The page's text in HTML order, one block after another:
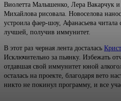
Виолетта Малышенко, Лера Вакарчук
Михайлова рисовала. Новоселова
устроила фаер-шоу, Афанасьева читала
лучшей, получив иммунитет.
В этот раз черная лента досталась
Исключительно за пьянку. Избежать
отдавшая свой иммунитет юной
осталась на проекте, благодаря вето
никто не покинул программу, и все